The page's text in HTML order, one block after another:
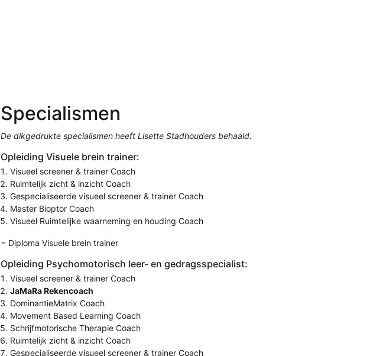
Specialismen
De dikgedrukte specialismen heeft Lisette Stadhouders behaald.
Opleiding Visuele brein trainer:
Visueel screener & trainer Coach
Ruimtelijk zicht & inzicht Coach
Gespecialiseerde visueel screener & trainer Coach
Master Bioptor Coach
Visueel Ruimtelijke waarneming en houding Coach
= Diploma Visuele brein trainer
Opleiding Psychomotorisch leer- en gedragsspecialist:
Visueel screener & trainer Coach
JaMaRa Rekencoach
DominantieMatrix Coach
Movement Based Learning Coach
Schrijfmotorische Therapie Coach
Ruimtelijk zicht & inzicht Coach
Gespecialiseerde visueel screener & trainer Coach